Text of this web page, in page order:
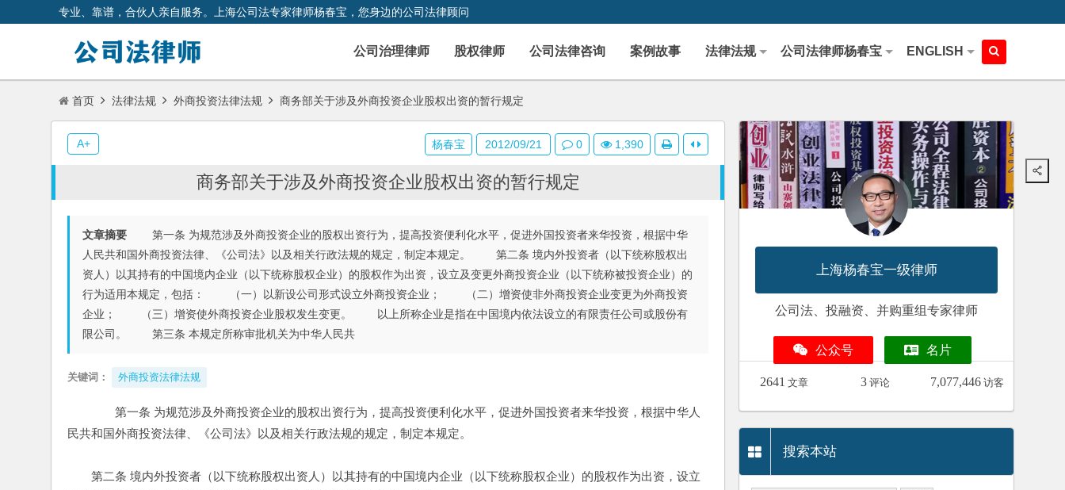
专业、靠谱，合伙人亲自服务。上海公司法专家律师杨春宝，您身边的公司法律顾问
公司治理律师 股权律师 公司法律咨询 案例故事 法律法规 公司法律师杨春宝 ENGLISH
首页 法律法规 外商投资法律法规 商务部关于涉及外商投资企业股权出资的暂行规定
商务部关于涉及外商投资企业股权出资的暂行规定
文章摘要 第一条 为规范涉及外商投资企业的股权出资行为，提高投资便利化水平，促进外国投资者来华投资，根据中华
人民共和国外商投资法律、《公司法》以及相关行政法规的规定，制定本规定。 第二条 境内外投资者（以下统称股权出
资人）以其持有的中国境内企业（以下统称股权企业）的股权作为出资，设立及变更外商投资企业（以下统称被投资企业）的
行为适用本规定，包括： （一）以新设公司形式设立外商投资企业； （二）增资使非外商投资企业变更为外商投资
企业； （三）增资使外商投资企业股权发生变更。 以上所称企业是指在中国境内依法设立的有限责任公司或股份有
限公司。 第三条 本规定所称审批机关为中华人民共
关键词： 外商投资法律法规
第一条 为规范涉及外商投资企业的股权出资行为，提高投资便利化水平，促进外国投资者来华投资，根据中华人
民共和国外商投资法律、《公司法》以及相关行政法规的规定，制定本规定。
第二条 境内外投资者（以下统称股权出资人）以其持有的中国境内企业（以下统称股权企业）的股权作为出资，设立
杨春宝 2012/09/21 0 1,390
A+
上海杨春宝一级律师
公司法、投融资、并购重组专家律师
公众号 名片
2641 文章 3 评论 7,077,446 访客
搜索本站